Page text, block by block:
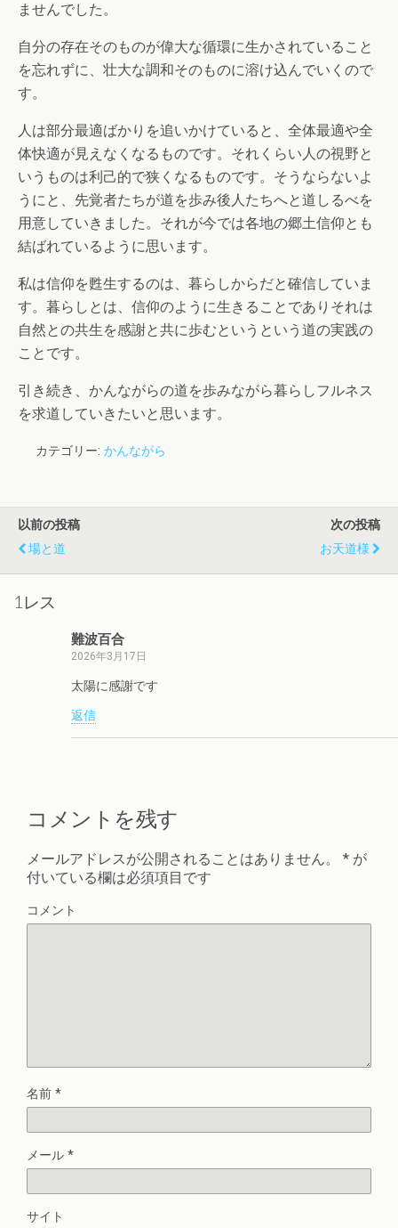
ませんでした。
自分の存在そのものが偉大な循環に生かされていること
を忘れずに、壮大な調和そのものに溶け込んでいくので
す。
人は部分最適ばかりを追いかけていると、全体最適や全
体快適が見えなくなるものです。それくらい人の視野と
いうものは利己的で狭くなるものです。そうならないよ
うにと、先覚者たちが道を歩み後人たちへと道しるべを
用意していきました。それが今では各地の郷土信仰とも
結ばれているように思います。
私は信仰を甦生するのは、暮らしからだと確信していま
す。暮らしとは、信仰のように生きることでありそれは
自然との共生を感謝と共に歩むというという道の実践の
ことです。
引き続き、かんながらの道を歩みながら暮らしフルネス
を求道していきたいと思います。
カテゴリー: かんながら
以前の投稿
場と道
次の投稿
お天道様
1レス
難波百合
2026年3月17日
太陽に感謝です
返信
コメントを残す
メールアドレスが公開されることはありません。 * が
付いている欄は必須項目です
コメント
名前 *
メール *
サイト